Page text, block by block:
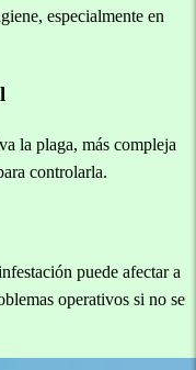
especialmente en
la plaga, más compleja
controlarla.
puede afectar a
operativos si no se